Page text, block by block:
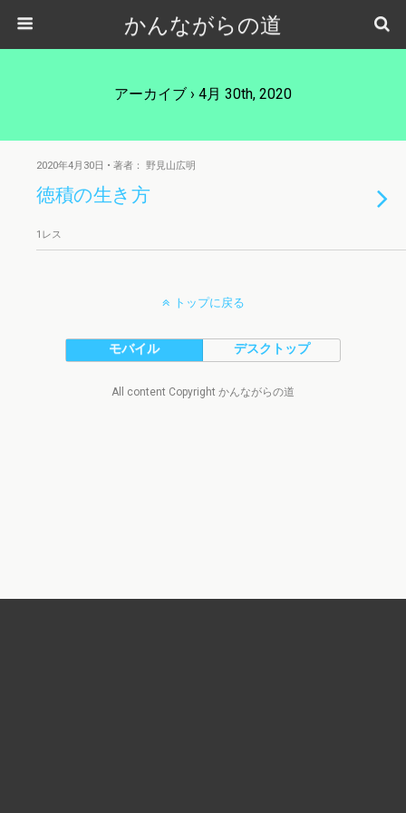
かんながらの道
アーカイブ › 4月 30th, 2020
2020年4月30日 • 著者： 野見山広明
徳積の生き方
1レス
トップに戻る
モバイル デスクトップ
All content Copyright かんながらの道